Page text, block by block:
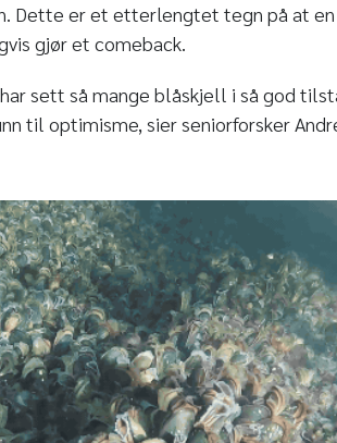
Dette er et etterlengtet tegn på at
gjør et comeback.
sett så mange blåskjell i så god
til optimisme, sier seniorforsker